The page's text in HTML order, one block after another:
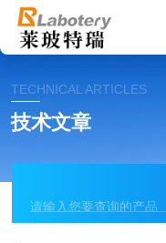
TECHNICAL ARTICLES
技术文章